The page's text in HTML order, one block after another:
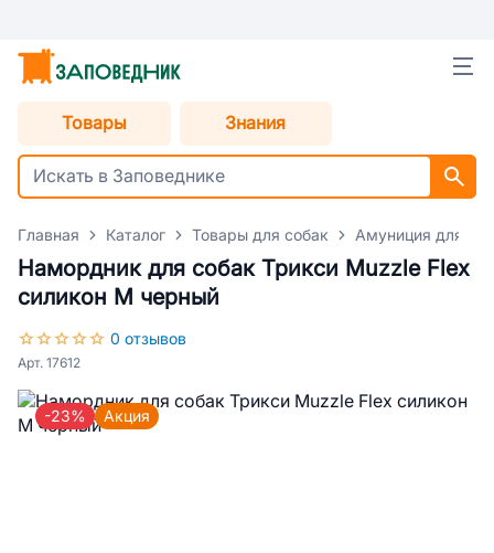
Товары Знания
Главная Каталог Товары для собак Амуниция для
Намордник для собак Трикси Muzzle Flex
силикон M черный
0 отзывов
Арт. 17612
-23% Акция